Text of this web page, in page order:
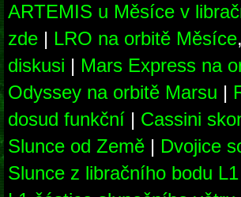
ARTEMIS u Měsíce v
zde
LRO na orbitě Měsíce
diskusi
Mars Express na
Odyssey na orbitě Marsu
dosud funkční
Cassini
Slunce od Země
Dvojice
Slunce z libračního bodu